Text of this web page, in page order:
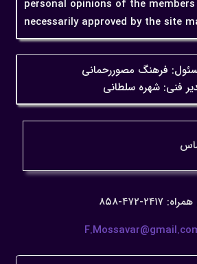
personal opinions of the
necessarily approved by the site
فرهنگ مصوررحمانی
فنی: شهره سلطانی
۲۴۱۷-۴۷۲-۸۵۸